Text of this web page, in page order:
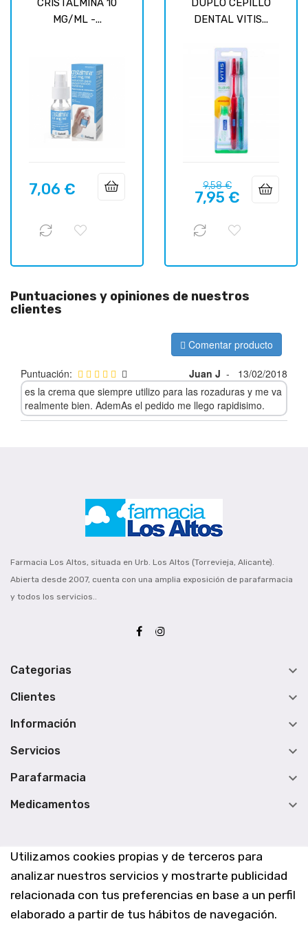
Utilizamos cookies propias y de terceros para
analizar nuestros servicios y mostrarte publicidad
relacionada con tus preferencias en base a un perfil
elaborado a partir de tus hábitos de navegación.
MG/ML -...
Precio
7,06 €
DENTAL VITIS...
Precio
regular
9,58 €Precio
7,95 €
Puntuaciones y opiniones de nuestros
clientes
Comentar producto
Puntuación: Juan J -
13/02/2018
es la crema que siempre utilizo para las rozaduras y me va
realmente bien. AdemAs el pedido me llego rapidisimo.
Farmacia Los Altos, situada en Urb. Los Altos (Torrevieja, Alicante).
Abierta desde 2007, cuenta con una amplia exposición de parafarmacia
y todos los servicios..
Categorias 
Clientes 
Información 
Servicios 
Parafarmacia 
Medicamentos 